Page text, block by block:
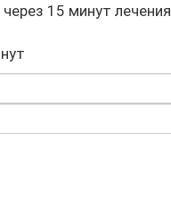
15 минут лечения